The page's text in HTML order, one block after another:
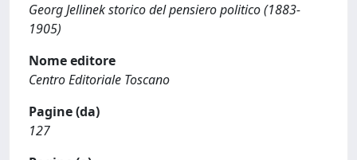
Georg Jellinek storico del pensiero politico (1883-
1905)
Nome editore
Centro Editoriale Toscano
Pagine (da)
127